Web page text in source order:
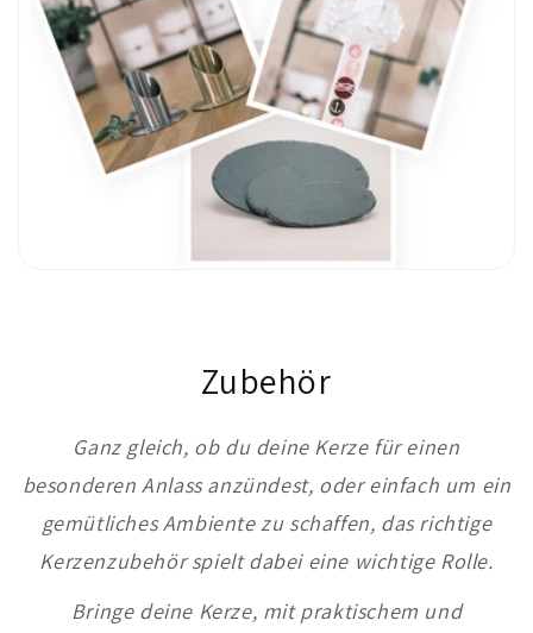
Zubehör
Ganz gleich, ob du deine Kerze für einen
besonderen Anlass anzündest, oder einfach um ein
gemütliches Ambiente zu schaffen, das richtige
Kerzenzubehör spielt dabei eine wichtige Rolle.
Bringe deine Kerze, mit praktischem und